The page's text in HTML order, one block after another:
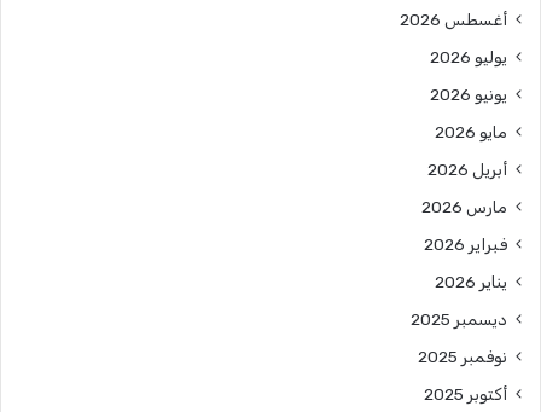
أغسطس 2026
يوليو 2026
يونيو 2026
مايو 2026
أبريل 2026
مارس 2026
فبراير 2026
يناير 2026
ديسمبر 2025
نوفمبر 2025
أكتوبر 2025